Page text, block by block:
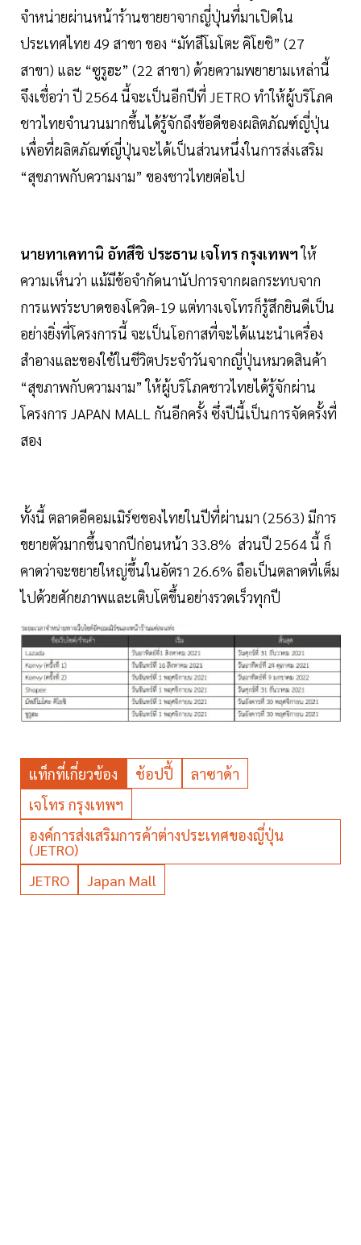
จำหน่ายผ่านหน้าร้านขายยาจากญี่ปุ่นที่มาเปิดใน
ประเทศไทย 49 สาขา ของ “มัทสึโมโตะ คิโยชิ” (27
สาขา) และ “ซูรูฮะ” (22 สาขา) ด้วยความพยายามเหล่านี้
จึงเชื่อว่า ปี 2564 นี้จะเป็นอีกปีที่ JETRO ทำให้ผู้บริโภค
ชาวไทยจำนวนมากขึ้นได้รู้จักถึงข้อดีของผลิตภัณฑ์ญี่ปุ่น
เพื่อที่ผลิตภัณฑ์ญี่ปุ่นจะได้เป็นส่วนหนึ่งในการส่งเสริม
“สุขภาพกับความงาม” ของชาวไทยต่อไป
นายทาเคทานิ อัทสึชิ ประธาน เจโทร กรุงเทพฯให้
ความเห็นว่า แม้มีข้อจำกัดนานัปการจากผลกระทบจาก
การแพร่ระบาดของโควิด-19 แต่ทางเจโทรก็รู้สึกยินดีเป็น
อย่างยิ่งที่โครงการนี้ จะเป็นโอกาสที่จะได้แนะนำเครื่อง
สำอางและของใช้ในชีวิตประจำวันจากญี่ปุ่นหมวดสินค้า
“สุขภาพกับความงาม” ให้ผู้บริโภคชาวไทยได้รู้จักผ่าน
โครงการ JAPAN MALL กันอีกครั้ง ซึ่งปีนี้เป็นการจัดครั้งที่
สอง
ทั้งนี้ ตลาดอีคอมเมิร์ซของไทยในปีที่ผ่านมา (2563) มีการ
ขยายตัวมากขึ้นจากปีก่อนหน้า 33.8% ส่วนปี 2564 นี้ ก็
คาดว่าจะขยายใหญ่ขึ้นในอัตรา 26.6% ถือเป็นตลาดที่เต็ม
ไปด้วยศักยภาพและเติบโตขึ้นอย่างรวดเร็วทุกปี
แท็กที่เกี่ยวข้อง ช้อปปี้
ลาซาด้า
เจโทร กรุงเทพฯ
องค์การส่งเสริมการค้าต่างประเทศของญี่ปุ่น
(JETRO)
JETRO
Japan Mall